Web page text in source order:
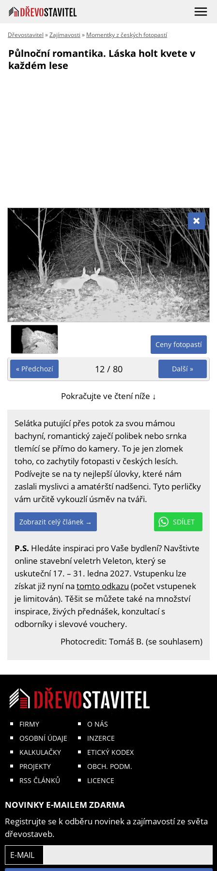
Dřevostavitel »Zajímavosti » Momentky z českých fotopastí
Půlnoční romantika. Láska holt kvete v
každém lese
Ceny fotopastí
« Předchozí Další »
12 / 80
Pokračujte ve čtení níže ↓
Selátka putující přes potok za svou mámou
bachyní, romantický zaječí polibek nebo srnka
tlemící se přímo do kamery. To je jen zlomek
toho, co zachytily fotopasti v českých lesích.
Podívejte se na ty nejlepší úlovky, které nám
zaslali myslivci a amatérští nadšenci. Tyto perličky
vám určitě vykouzlí úsměv na tváři.
SDÍLET
Zobrazit celý článek →
P.S. Hledáte inspiraci pro Vaše bydlení? Navštivte
online stavební veletrh Veleton, který se
uskuteční 17. – 31. ledna 2027. Vstupenku lze
získat již nyní na tomto odkazu (počet vstupenek
je limitován). Těšit se můžete také na množství
inspirace, živých přednášek, konzultací s
odborníky i slevové vouchery.
Photocredit: Tomáš B. (se souhlasem)
FIRMY
OSOBNÍ ÚDAJE
KALKULAČKY
PROJEKTY
RSS ČLÁNKŮ
O NÁS
INZERCE
ETICKÝ KODEX
OBCH. PODM.
LICENCE
NOVINKY E-MAILEM ZDARMA
Registrujte se k odběru novinek a zajímavostí ze světa
dřevostaveb.
E-MAIL